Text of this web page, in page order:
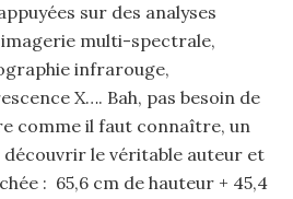
sur des analyses
multi-spectrale,
infrarouge,
X…. Bah, pas besoin de
comme il faut connaître, un
le véritable auteur et
: 65,6 cm de hauteur + 45,4